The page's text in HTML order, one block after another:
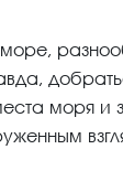
море,
моря и